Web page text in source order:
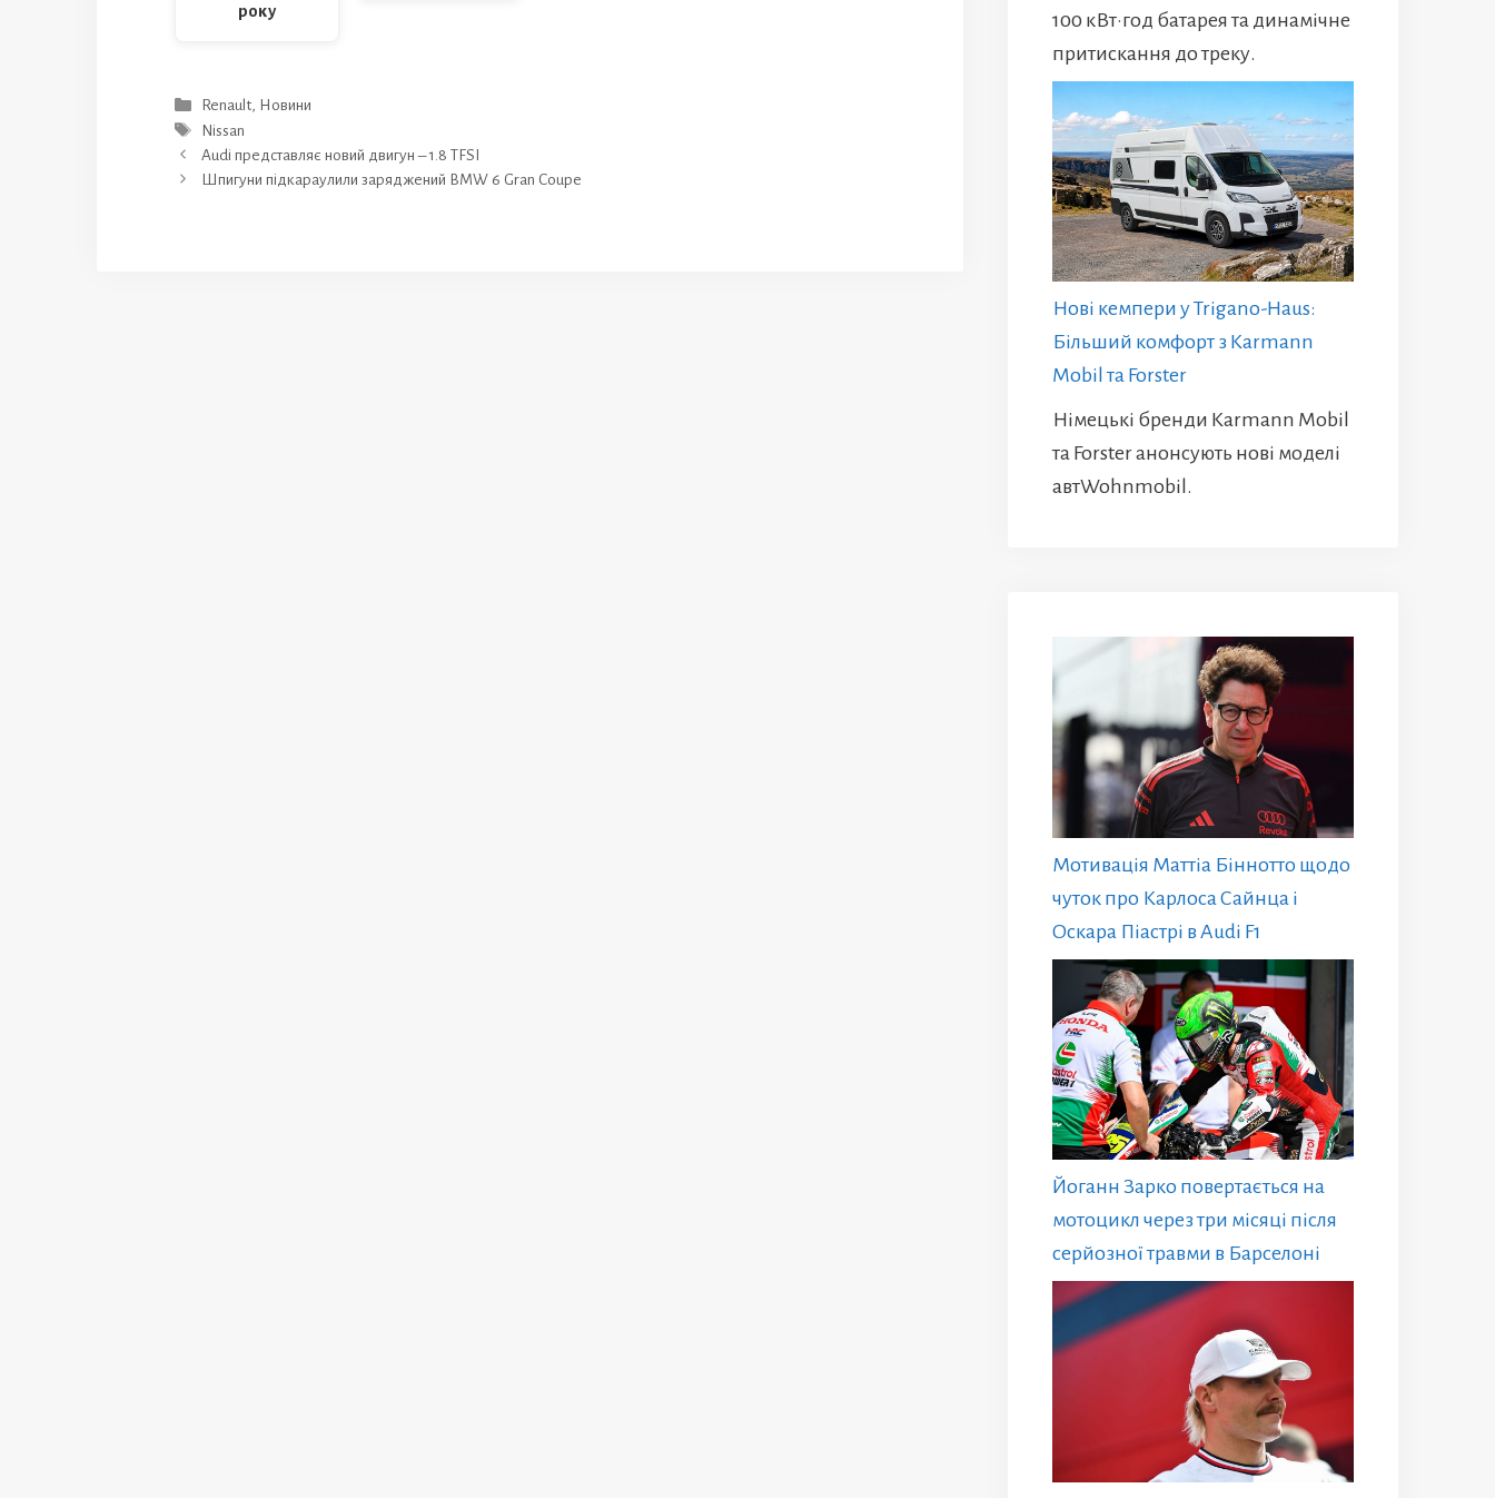
року
Категорії
Renault, Новини
Позначки
Nissan
Audi представляє новий двигун – 1.8 TFSI
Шпигуни підкараулили заряджений BMW 6 Gran Coupe
100 кВт·год батарея та динамічне
притискання до треку.
Нові кемпери у Trigano-Haus:
Більший комфорт з Karmann
Mobil та Forster
Німецькі бренди Karmann Mobil
та Forster анонсують нові моделі
автWohnmobil.
Мотивація Маттіа Біннотто щодо
чуток про Карлоса Сайнца і
Оскара Піастрі в Audi F1
Йоганн Зарко повертається на
мотоцикл через три місяці після
серйозної травми в Барселоні